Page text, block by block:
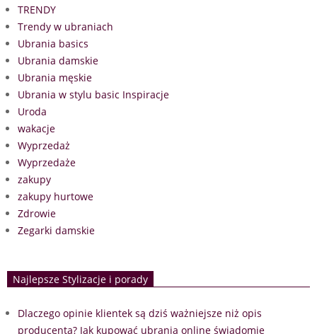
TRENDY
Trendy w ubraniach
Ubrania basics
Ubrania damskie
Ubrania męskie
Ubrania w stylu basic Inspiracje
Uroda
wakacje
Wyprzedaż
Wyprzedaże
zakupy
zakupy hurtowe
Zdrowie
Zegarki damskie
Najlepsze Stylizacje i porady
Dlaczego opinie klientek są dziś ważniejsze niż opis
producenta? Jak kupować ubrania online świadomie